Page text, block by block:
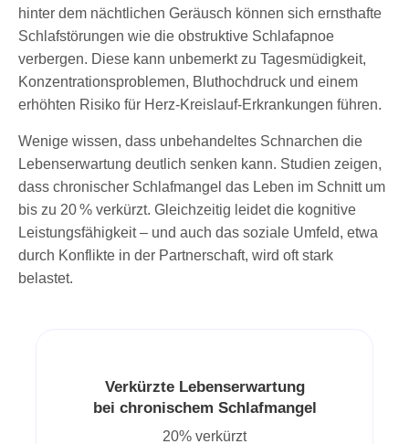
hinter dem nächtlichen Geräusch können sich ernsthafte
Schlafstörungen wie die obstruktive Schlafapnoe
verbergen. Diese kann unbemerkt zu Tagesmüdigkeit,
Konzentrationsproblemen, Bluthochdruck und einem
erhöhten Risiko für Herz-Kreislauf-Erkrankungen führen.
Wenige wissen, dass unbehandeltes Schnarchen die
Lebenserwartung deutlich senken kann. Studien zeigen,
dass chronischer Schlafmangel das Leben im Schnitt um
bis zu 20 % verkürzt. Gleichzeitig leidet die kognitive
Leistungsfähigkeit – und auch das soziale Umfeld, etwa
durch Konflikte in der Partnerschaft, wird oft stark
belastet.
Verkürzte Lebenserwartung
bei chronischem Schlafmangel
20% verkürzt